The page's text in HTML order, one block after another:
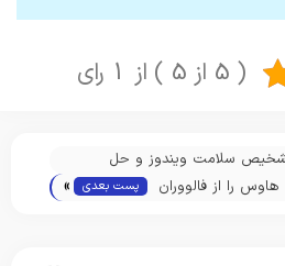
( 5 از 5 ) از 1 رای
تشخیص سلامت ویندوز و حل
را از فالووران
پست بعدی »